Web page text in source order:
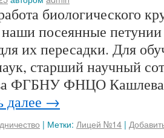
биологического
посеянные
их пересадки. Для
старший научный
ФГБНУ ФНЦО Кашлева
далее →
| Метки: Лицей №14 |